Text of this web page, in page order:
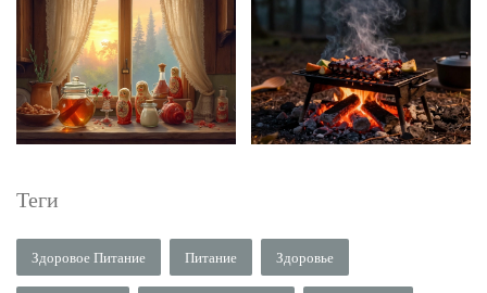
Теги
Здоровое Питание Питание Здоровье